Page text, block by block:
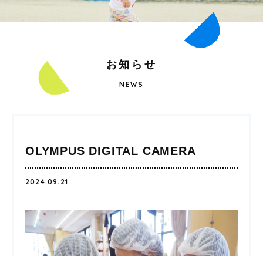
お知 ら せ
NEWS
OLYMPUS DIGITAL CAMERA
2024.09.21